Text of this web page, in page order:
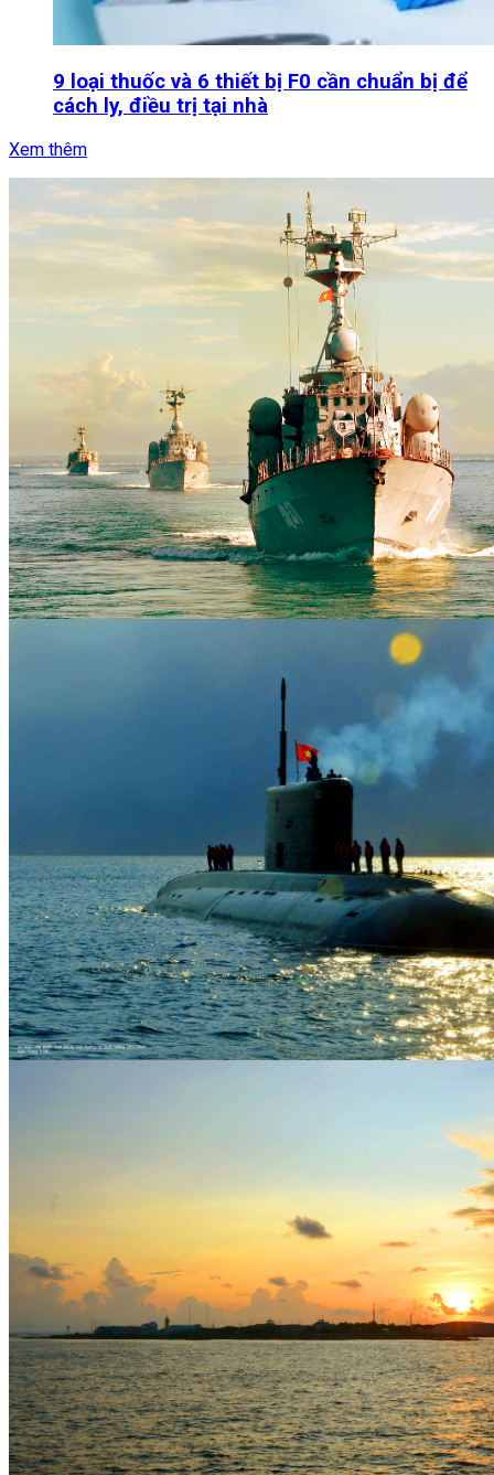
9 loại thuốc và 6 thiết bị F0 cần chuẩn bị để
cách ly, điều trị tại nhà
Xem thêm